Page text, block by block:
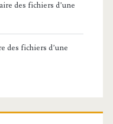
des fichiers d’une
des fichiers d’une